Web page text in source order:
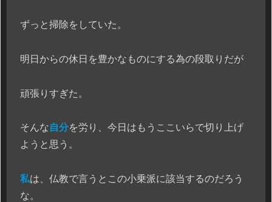
ずっと掃除をしていた。
明日からの休日を豊かなものにする為の段取りだが
頑張りすぎた。
そんな自分を労り、今日はもうここいらで切り上げ
ようと思う。
私は、仏教で言うとこの小乗派に該当するのだろう
な。